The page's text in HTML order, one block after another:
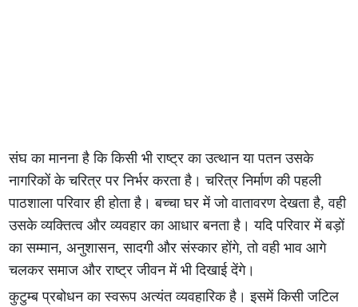
संघ का मानना है कि किसी भी राष्ट्र का उत्थान या पतन उसके
नागरिकों के चरित्र पर निर्भर करता है। चरित्र निर्माण की पहली
पाठशाला परिवार ही होता है। बच्चा घर में जो वातावरण देखता है, वही
उसके व्यक्तित्व और व्यवहार का आधार बनता है। यदि परिवार में बड़ों
का सम्मान, अनुशासन, सादगी और संस्कार होंगे, तो वही भाव आगे
चलकर समाज और राष्ट्र जीवन में भी दिखाई देंगे।
कुटुम्ब प्रबोधन का स्वरूप अत्यंत व्यवहारिक है। इसमें किसी जटिल